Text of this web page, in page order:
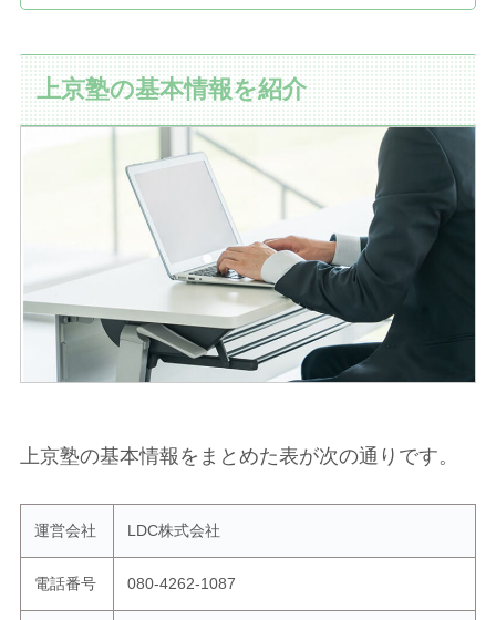
上京塾の基本情報を紹介
上京塾の基本情報をまとめた表が次の通りです。
運営会社 LDC株式会社
電話番号 080-4262-1087